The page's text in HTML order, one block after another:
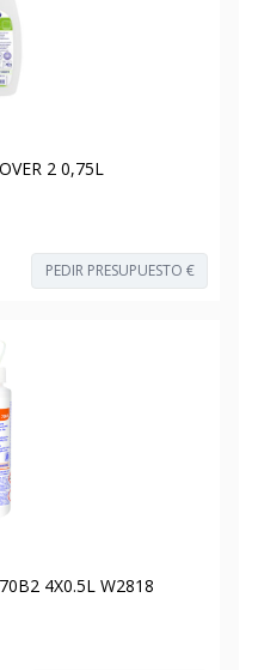
2 0,75L
PEDIR PRESUPUESTO €
4X0.5L W2818